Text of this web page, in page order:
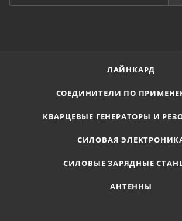
ЛАЙНКАРД
СОЕДИНИТЕЛИ ПО
КВАРЦЕВЫЕ ГЕНЕРАТОРЫ И
СИЛОВАЯ
СИЛОВЫЕ ЗАРЯДНЫЕ
АНТЕННЫ